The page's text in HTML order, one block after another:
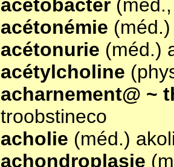
acétobacter
acétonémie
acétonurie (méd.)
acétylcholine
acharnement@ ~
troobstineco
acholie (méd.)
achondroplasie